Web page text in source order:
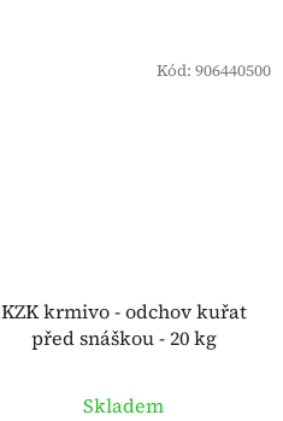
KZK krmivo - odchov kuřat
před snáškou - 20 kg
Skladem
Kód: 906440500